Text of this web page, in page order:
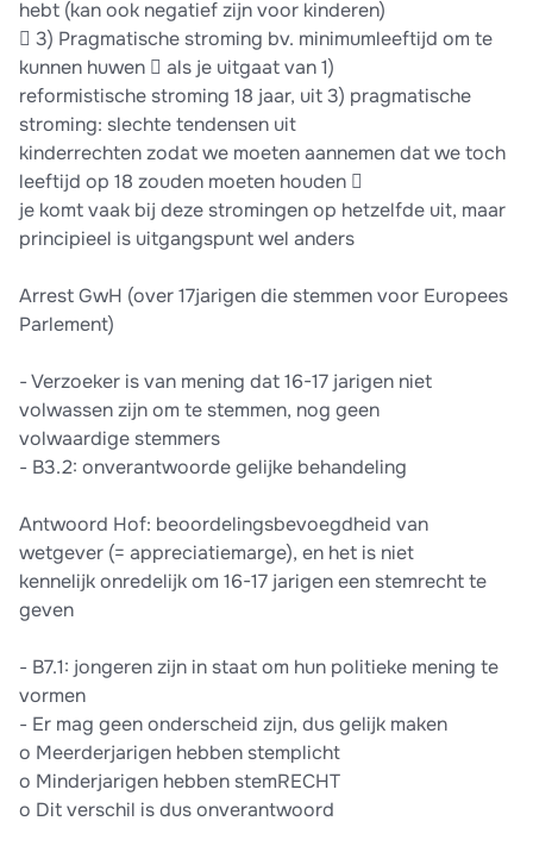
hebt (kan ook negatief zijn voor kinderen)
 3) Pragmatische stroming bv. minimumleeftijd om te
kunnen huwen  als je uitgaat van 1)
reformistische stroming 18 jaar, uit 3) pragmatische
stroming: slechte tendensen uit
kinderrechten zodat we moeten aannemen dat we toch
leeftijd op 18 zouden moeten houden 
je komt vaak bij deze stromingen op hetzelfde uit, maar
principieel is uitgangspunt wel anders
Arrest GwH (over 17jarigen die stemmen voor Europees
Parlement)
- Verzoeker is van mening dat 16-17 jarigen niet
volwassen zijn om te stemmen, nog geen
volwaardige stemmers
- B3.2: onverantwoorde gelijke behandeling
Antwoord Hof: beoordelingsbevoegdheid van
wetgever (= appreciatiemarge), en het is niet
kennelijk onredelijk om 16-17 jarigen een stemrecht te
geven
- B7.1: jongeren zijn in staat om hun politieke mening te
vormen
- Er mag geen onderscheid zijn, dus gelijk maken
o Meerderjarigen hebben stemplicht
o Minderjarigen hebben stemRECHT
o Dit verschil is dus onverantwoord